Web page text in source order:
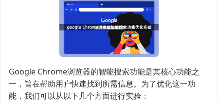
Google Chrome浏览器的智能搜索功能是其核心功能之
一，旨在帮助用户快速找到所需信息。为了优化这一功
能，我们可以从以下几个方面进行实验：